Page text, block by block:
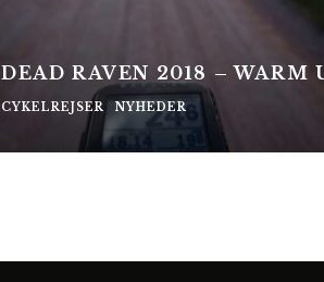
DEAD RAVEN 2018 – WARM
CYKELREJSER NYHEDER